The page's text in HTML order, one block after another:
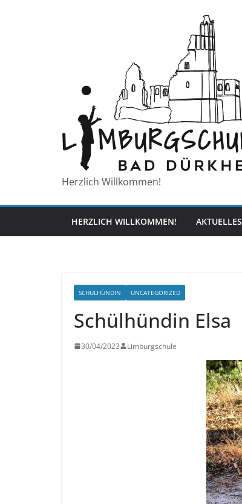
Herzlich Willkommen!
HERZLICH WILLKOMMEN! AKTUELLES
SCHULHÜNDIN UNCATEGORIZED
Schülhündin Elsa
30/04/2023 Limburgschule